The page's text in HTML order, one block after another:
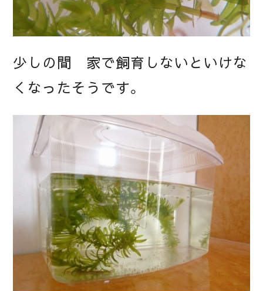
少しの間 家で飼育しないといけな
くなったそうです。